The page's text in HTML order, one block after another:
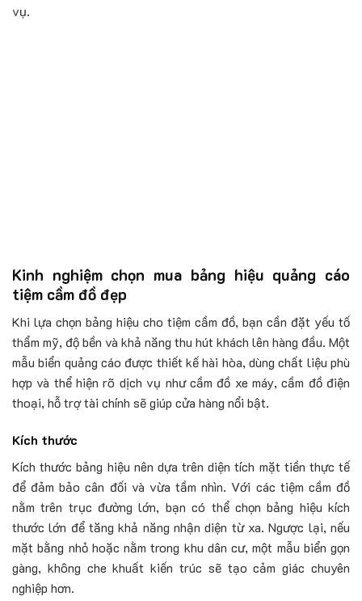
vụ.
Kinh nghiệm chọn mua bảng hiệu quảng cáo
tiệm cầm đồ đẹp
Khi lựa chọn bảng hiệu cho tiệm cầm đồ, bạn cần đặt yếu tố
thẩm mỹ, độ bền và khả năng thu hút khách lên hàng đầu. Một
mẫu biển quảng cáo được thiết kế hài hòa, dùng chất liệu phù
hợp và thể hiện rõ dịch vụ như cầm đồ xe máy, cầm đồ điện
thoại, hỗ trợ tài chính sẽ giúp cửa hàng nổi bật.
Kích thước
Kích thước bảng hiệu nên dựa trên diện tích mặt tiền thực tế
để đảm bảo cân đối và vừa tầm nhìn. Với các tiệm cầm đồ
nằm trên trục đường lớn, bạn có thể chọn bảng hiệu kích
thước lớn để tăng khả năng nhận diện từ xa. Ngược lại, nếu
mặt bằng nhỏ hoặc nằm trong khu dân cư, một mẫu biển gọn
gàng, không che khuất kiến trúc sẽ tạo cảm giác chuyên
nghiệp hơn.